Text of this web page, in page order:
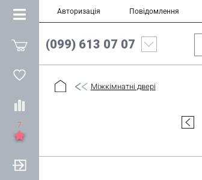
7
Авторизація Повідомлення
(099) 613 07 07
Міжкімнатні двері